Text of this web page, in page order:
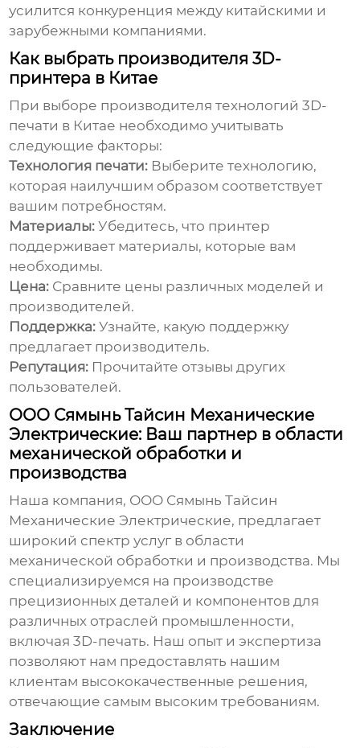
усилится конкуренция между китайскими и
зарубежными компаниями.
Как выбрать производителя 3D-
принтера в Китае
При выборе производителя технологий 3D-
печати в Китае необходимо учитывать
следующие факторы:
Технология печати: Выберите технологию,
которая наилучшим образом соответствует
вашим потребностям.
Материалы: Убедитесь, что принтер
поддерживает материалы, которые вам
необходимы.
Цена: Сравните цены различных моделей и
производителей.
Поддержка: Узнайте, какую поддержку
предлагает производитель.
Репутация: Прочитайте отзывы других
пользователей.
ООО Сямынь Тайсин Механические
Электрические: Ваш партнер в области
механической обработки и
производства
Наша компания, ООО Сямынь Тайсин
Механические Электрические, предлагает
широкий спектр услуг в области
механической обработки и производства. Мы
специализируемся на производстве
прецизионных деталей и компонентов для
различных отраслей промышленности,
включая 3D-печать. Наш опыт и экспертиза
позволяют нам предоставлять нашим
клиентам высококачественные решения,
отвечающие самым высоким требованиям.
Заключение